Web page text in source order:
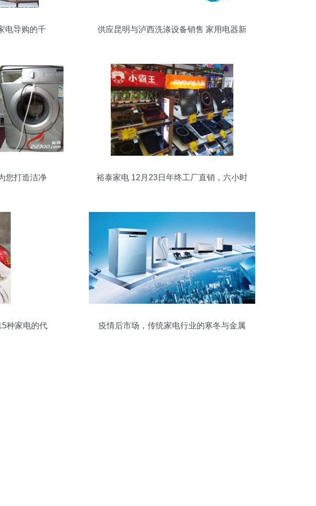
电导购的千
供应昆明与泸西洗涤设备销售 家用电器新
您打造洁净
裕泰家电 12月23日年终工厂直销，六小时
种家电的代
疫情后市场，传统家电行业的寒冬与金属